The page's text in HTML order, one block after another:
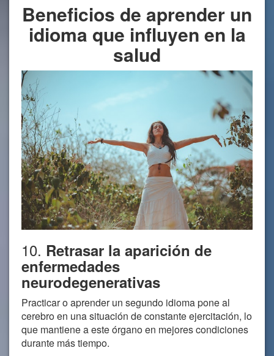
Beneficios de aprender un
idioma que influyen en la
salud
10. Retrasar la aparición de
enfermedades
neurodegenerativas
Practicar o aprender un segundo idioma pone al
cerebro en una situación de constante ejercitación, lo
que mantiene a este órgano en mejores condiciones
durante más tiempo.